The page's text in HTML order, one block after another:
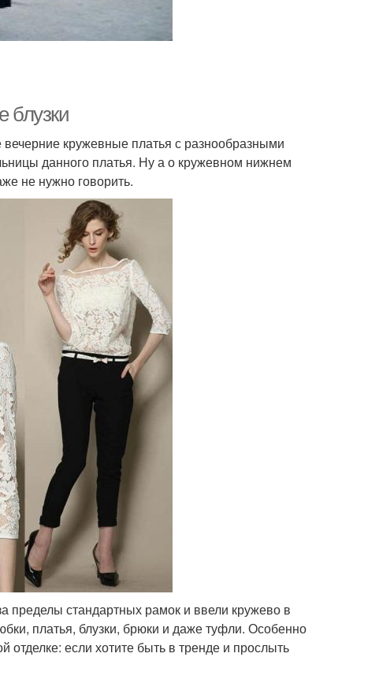
блузки
кружевные платья с разнообразными
данного платья. Ну а о кружевном нижнем
не нужно говорить.
стандартных рамок и ввели кружево в
платья, блузки, брюки и даже туфли. Особенно
отделке: если хотите быть в тренде и прослыть